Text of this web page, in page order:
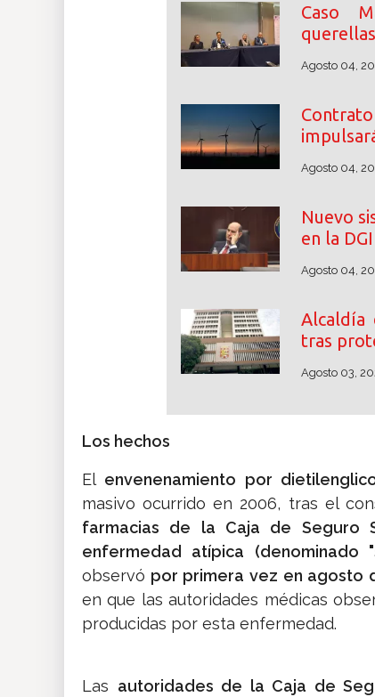
Caso
Agosto 04,
Agosto 04,
Nuevo
en la DGI
Agosto 04,
Alcaldía
tras
Agosto 03,
Los hechos
El envenenamiento por
masivo ocurrido en 2006, tras el
farmacias de la Caja de Seguro
enfermedad atípica (denominado
observó por primera vez en agosto
en que las autoridades médicas
producidas por esta enfermedad.
​Las autoridades de la Caja de